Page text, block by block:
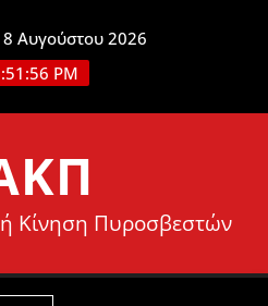
Αυγούστου 2026
PM
Κίνηση Πυροσβεστών